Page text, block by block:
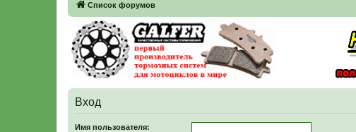
Список форумов
Вход
Имя пользователя: